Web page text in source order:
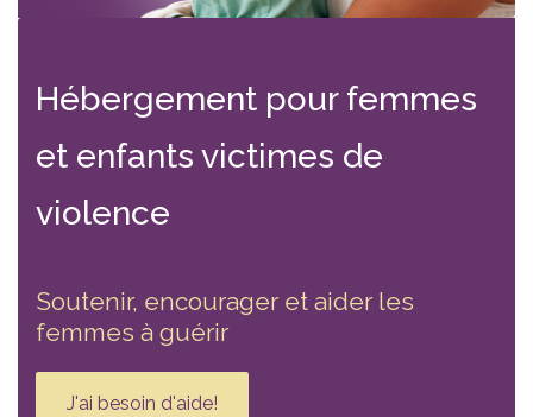
Hébergement pour femmes
et enfants victimes de
violence
Soutenir, encourager et aider les
femmes à guérir
J'ai besoin d'aide!